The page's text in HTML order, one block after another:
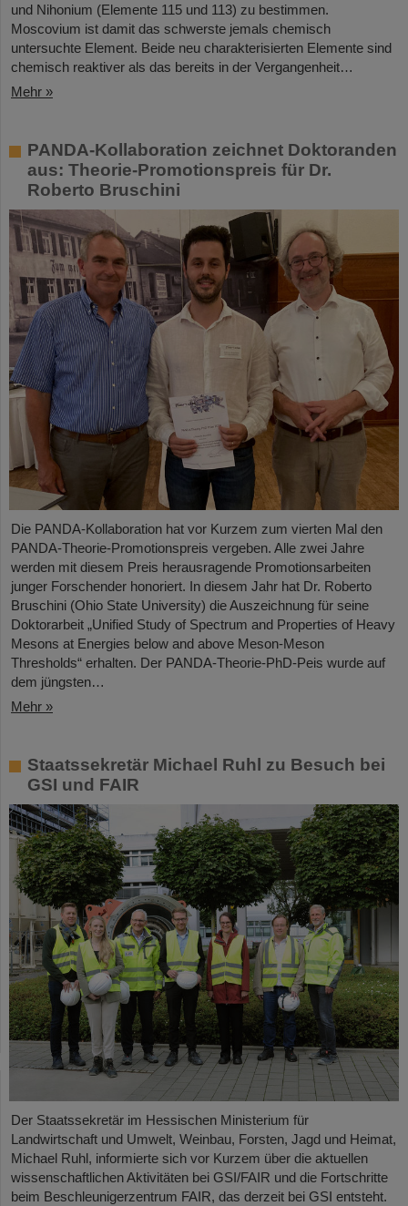
und Nihonium (Elemente 115 und 113) zu bestimmen.
Moscovium ist damit das schwerste jemals chemisch
untersuchte Element. Beide neu charakterisierten Elemente sind
chemisch reaktiver als das bereits in der Vergangenheit…
Mehr »
PANDA-Kollaboration zeichnet Doktoranden
aus: Theorie-Promotionspreis für Dr.
Roberto Bruschini
Die PANDA-Kollaboration hat vor Kurzem zum vierten Mal den
PANDA-Theorie-Promotionspreis vergeben. Alle zwei Jahre
werden mit diesem Preis herausragende Promotionsarbeiten
junger Forschender honoriert. In diesem Jahr hat Dr. Roberto
Bruschini (Ohio State University) die Auszeichnung für seine
Doktorarbeit „Unified Study of Spectrum and Properties of Heavy
Mesons at Energies below and above Meson-Meson
Thresholds“ erhalten. Der PANDA-Theorie-PhD-Peis wurde auf
dem jüngsten…
Mehr »
Staatssekretär Michael Ruhl zu Besuch bei
GSI und FAIR
Der Staatssekretär im Hessischen Ministerium für
Landwirtschaft und Umwelt, Weinbau, Forsten, Jagd und Heimat,
Michael Ruhl, informierte sich vor Kurzem über die aktuellen
wissenschaftlichen Aktivitäten bei GSI/FAIR und die Fortschritte
beim Beschleunigerzentrum FAIR, das derzeit bei GSI entsteht.